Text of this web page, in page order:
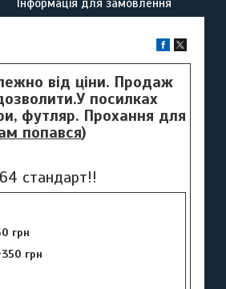
від ціни. Продаж
посилках
футляр. Прохання для
попався)
стандарт!!
грн
грн